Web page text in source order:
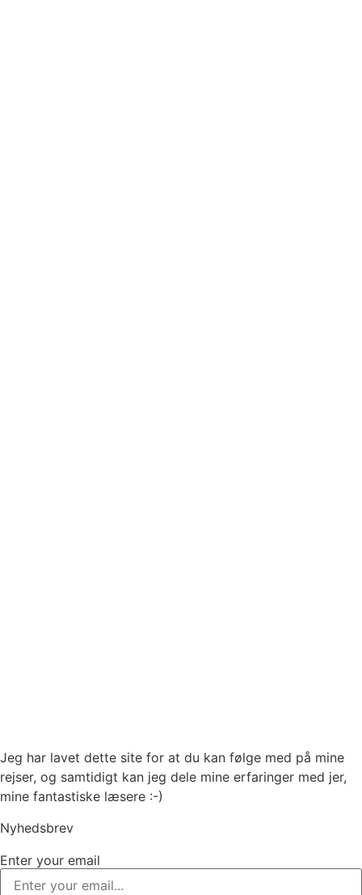
Jeg har lavet dette site for at du kan følge med på mine
rejser, og samtidigt kan jeg dele mine erfaringer med jer,
mine fantastiske læsere :-)
Nyhedsbrev
Enter your email